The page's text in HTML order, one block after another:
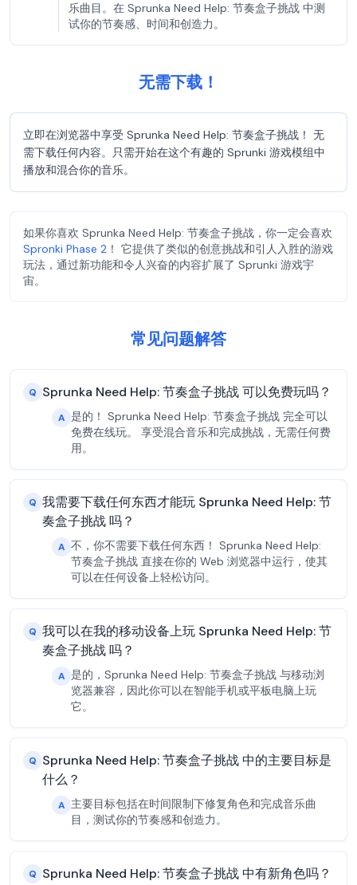
乐曲目。在 Sprunka Need Help: 节奏盒子挑战 中测
试你的节奏感、时间和创造力。
无需下载！
立即在浏览器中享受 Sprunka Need Help: 节奏盒子挑战！ 无
需下载任何内容。只需开始在这个有趣的 Sprunki 游戏模组中
播放和混合你的音乐。
如果你喜欢 Sprunka Need Help: 节奏盒子挑战，你一定会喜欢
Spronki Phase 2 ！ 它提供了类似的创意挑战和引人入胜的游戏
玩法，通过新功能和令人兴奋的内容扩展了 Sprunki 游戏宇
宙。
常见问题解答
Q Sprunka Need Help: 节奏盒子挑战 可以免费玩吗？
A 是的！ Sprunka Need Help: 节奏盒子挑战 完全可以
免费在线玩。 享受混合音乐和完成挑战，无需任何费
用。
Q 我需要下载任何东西才能玩 Sprunka Need Help: 节
奏盒子挑战 吗？
A 不，你不需要下载任何东西！ Sprunka Need Help:
节奏盒子挑战 直接在你的 Web 浏览器中运行，使其
可以在任何设备上轻松访问。
Q 我可以在我的移动设备上玩 Sprunka Need Help: 节
奏盒子挑战 吗？
A 是的，Sprunka Need Help: 节奏盒子挑战 与移动浏
览器兼容，因此你可以在智能手机或平板电脑上玩
它。
Q Sprunka Need Help: 节奏盒子挑战 中的主要目标是
什么？
A 主要目标包括在时间限制下修复角色和完成音乐曲
目，测试你的节奏感和创造力。
Q Sprunka Need Help: 节奏盒子挑战 中有新角色吗？